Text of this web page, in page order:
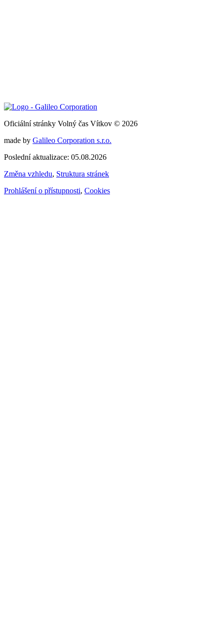
Oficiální stránky Volný čas Vítkov © 2026
made by Galileo Corporation s.r.o.
Poslední aktualizace: 05.08.2026
Změna vzhledu, Struktura stránek
Prohlášení o přístupnosti, Cookies